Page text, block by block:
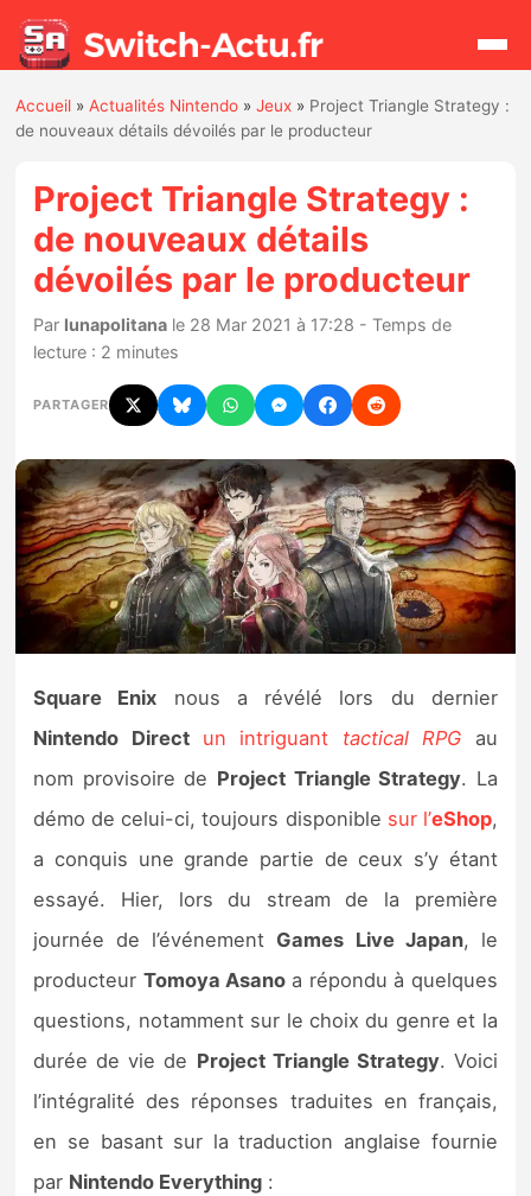
Rechercher
Actualités
Jeux
Hardware
Mises à jour
Chiffres de ventes
Rumeurs
Nintendo Direct
Tests et previews
Tests de jeux
Tests d’accessoires
Autres tests
Previews
Précommandes
Précommandes jeux Switch 2
Sorties de jeux
Bons plans
Accueil »Actualités Nintendo »Jeux » Project Triangle Strategy :
de nouveaux détails dévoilés par le producteur
Project Triangle Strategy :
de nouveaux détails
dévoilés par le producteur
Par lunapolitana le 28 Mar 2021 à 17:28 - Temps de
lecture : 2 minutes
PARTAGER
Square Enix nous a révélé lors du dernier
Nintendo Direct
un intriguant tactical RPG au
nom provisoire de Project Triangle Strategy. La
démo de celui-ci, toujours disponible sur l’eShop,
a conquis une grande partie de ceux s’y étant
essayé. Hier, lors du stream de la première
journée de l’événement Games Live Japan, le
producteur Tomoya Asano a répondu à quelques
questions, notamment sur le choix du genre et la
durée de vie de Project Triangle Strategy. Voici
l’intégralité des réponses traduites en français,
en se basant sur la traduction anglaise fournie
par Nintendo Everything :